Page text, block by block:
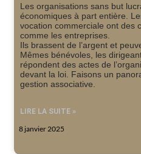
Les organisations sans but
économiques à part entière.
vocation commerciale ont des
comme les entreprises.
Ils brassent de l’argent et
Mêmes bénévoles, les
répondent des actes de
devant la loi. Faisons un
gestion associative.
LIRE LA SUITE »
8 janvier 2025